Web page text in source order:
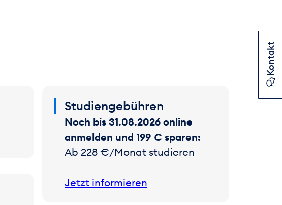
Studiengebühren
Noch bis 31.08.2026 online
anmelden und 199 € sparen:
Ab 228 €/Monat studieren
Jetzt informieren
Kontakt